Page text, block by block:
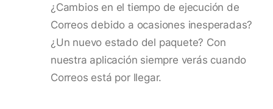
¿Cambios en el tiempo de ejecución de
Correos debido a ocasiones inesperadas?
¿Un nuevo estado del paquete? Con
nuestra aplicación siempre verás cuando
Correos está por llegar.